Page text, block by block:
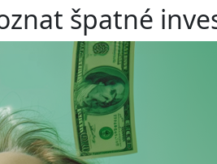
špatné
měl člověk vždycky zůstat
se vám nezdají správná.
REKLAMA